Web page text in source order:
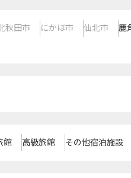
秋田市 にかほ市 仙北市 鹿
館 高級旅館 その他宿泊施設